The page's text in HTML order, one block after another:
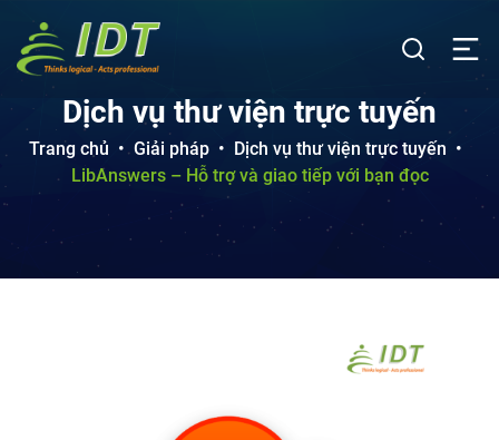
Dịch vụ thư viện trực tuyến
Trang chủ • Giải pháp • Dịch vụ thư viện trực tuyến •
LibAnswers – Hỗ trợ và giao tiếp với bạn đọc